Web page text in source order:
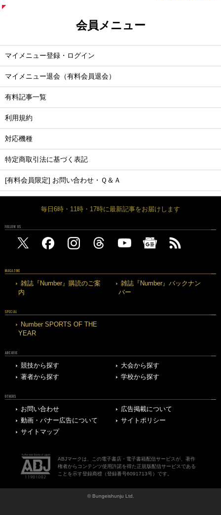
会員メニュー
マイメニュー登録・ログイン
マイメニュー退会（有料会員退会）
有料記事一覧
利用規約
対応機種
特定商取引法に基づく表記
[有料会員限定] お問い合わせ・Ｑ＆Ａ
毎日6時・11時・17時に最新記事をお届けします
FOLLOW US
MAGAZINE
雑誌『Number』購読のご案
内
雑誌『Number』バックナン
バー
SPECIAL
Number SPORTS OF THE
YEAR
ARCHIVE
競技から探す
大会から探す
著者から探す
学校から探す
OTHERS
お問い合わせ
広告掲載について
動画・バナー広告について
サイトポリシー
サイトマップ
ABJマークは、この電子書店・電子書籍配信サービスが、著作
権者からコンテンツ使用許諾を得た正規版配信サービスである
ことを示す登録商標（登録番号6091713号）です。
© Bungeishunju Ltd.